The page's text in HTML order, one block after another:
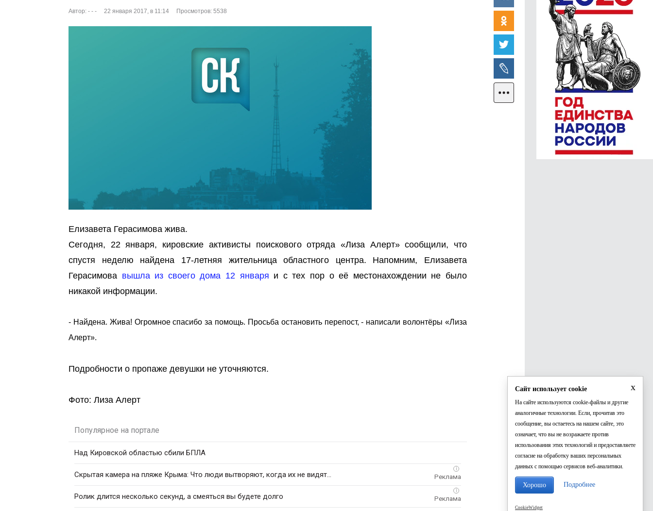
Автор: - - - 22 января 2017, в 11:14 Просмотров: 5538
Елизавета Герасимова жива.
Сегодня, 22 января, кировские активисты поискового отряда «Лиза Алерт» сообщили, что
спустя неделю найдена 17-летняя жительница областного центра. Напомним, Елизавета
Герасимова вышла из своего дома 12 января и с тех пор о её местонахождении не было
никакой информации.
- Найдена. Жива! Огромное спасибо за помощь. Просьба остановить перепост, - написали волонтёры «Лиза
Алерт».
Подробности о пропаже девушки не уточняются.
Фото: Лиза Алерт
Популярное на портале
Над Кировской областью сбили БПЛА
i
Скрытая камера на пляже Крыма: Что люди вытворяют, когда их не видят...
i
Ролик длится несколько секунд, а смеяться вы будете долго
x
Сайт использует cookie
На сайте используются cookie-файлы и другие
аналогичные технологии. Если, прочитав это
сообщение, вы остаетесь на нашем сайте, это
означает, что вы не возражаете против
использования этих технологий и предоставляете
согласие на обработку ваших персональных
данных с помощью сервисов веб-аналитики.
Хорошо Подробнее
CookieWidget